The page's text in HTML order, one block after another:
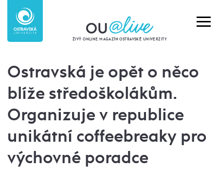
ŽIVÝ ONLINE MAGAZÍN OSTRAVSKÉ UNIVERZITY
Ostravská je opět o něco
blíže středoškolákům.
Organizuje v republice
unikátní coffeebreaky pro
výchovné poradce